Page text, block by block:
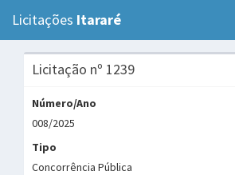
Licitações Itararé
Licitação nº 1239
Número/Ano
008/2025
Tipo
Concorrência Pública